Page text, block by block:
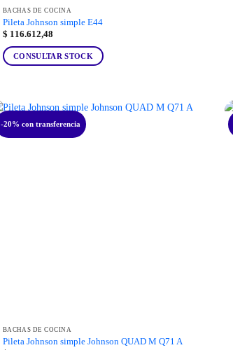
BACHAS DE COCINA
Pileta Johnson simple E44
$ 116.612,48
CONSULTAR STOCK
-20% con transferencia
BACHAS DE COCINA
Pileta Johnson simple Johnson QUAD M Q71 A